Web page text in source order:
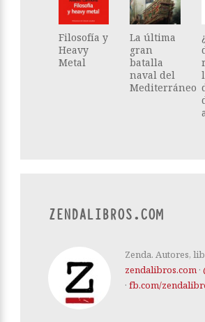
Filosofía y
Heavy
Metal
La última
gran
batalla
naval del
Mediterráneo
ZENDALIBROS.COM
Zenda. Autores,
zendalibros.com ·
· fb.com/